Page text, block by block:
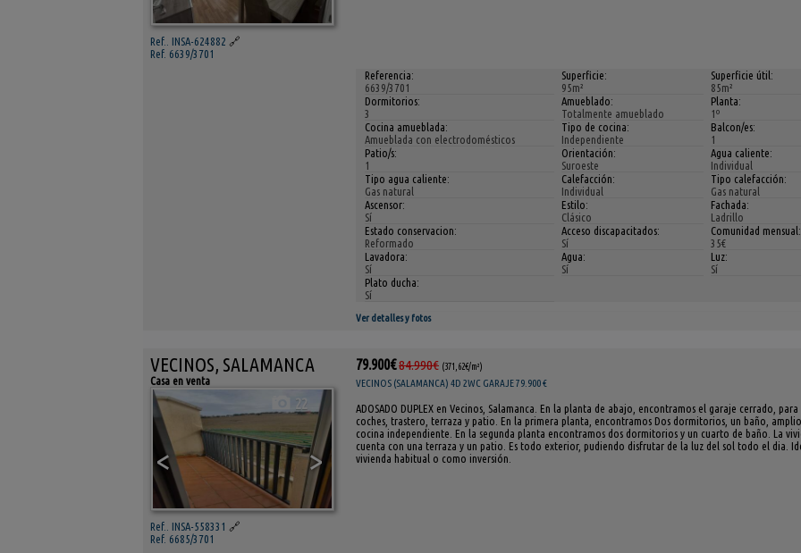
Ref.. INSA-624882 🔗
Ref. 6639/3701
Referencia:
6639/3701
Superficie:
95m²
Superficie útil:
85m²
Dormitorios:
3
Amueblado:
Totalmente amueblado
Planta:
1º
Cocina amueblada:
Amueblada con electrodomésticos
Tipo de cocina:
Independiente
Balcon/es:
1
Patio/s:
1
Orientación:
Suroeste
Agua caliente:
Individual
Tipo agua caliente:
Gas natural
Calefacción:
Individual
Tipo calefacción:
Gas natural
Ascensor:
Sí
Estilo:
Clásico
Fachada:
Ladrillo
Estado conservacion:
Reformado
Acceso discapacitados:
Sí
Comunidad mensual:
35€
Lavadora:
Sí
Agua:
Sí
Luz:
Sí
Plato ducha:
Sí
Ver detalles y fotos
VECINOS, SALAMANCA
Casa en venta
< >
22
Ref.. INSA-558331 🔗
Ref. 6685/3701
79.900€84.990€ (371,62€/m²)
VECINOS (SALAMANCA) 4D 2WC GARAJE 79.900 €
ADOSADO DUPLEX en Vecinos, Salamanca. En la planta de abajo, encontramos el garaje cerrado, para
coches, trastero, terraza y patio. En la primera planta, encontramos Dos dormitorios, un baño,
cocina independiente. En la segunda planta encontramos dos dormitorios y un cuarto de baño. La
cuenta con una terraza y un patio. Es todo exterior, pudiendo disfrutar de la luz del sol todo el dia.
vivienda habitual o como inversión.